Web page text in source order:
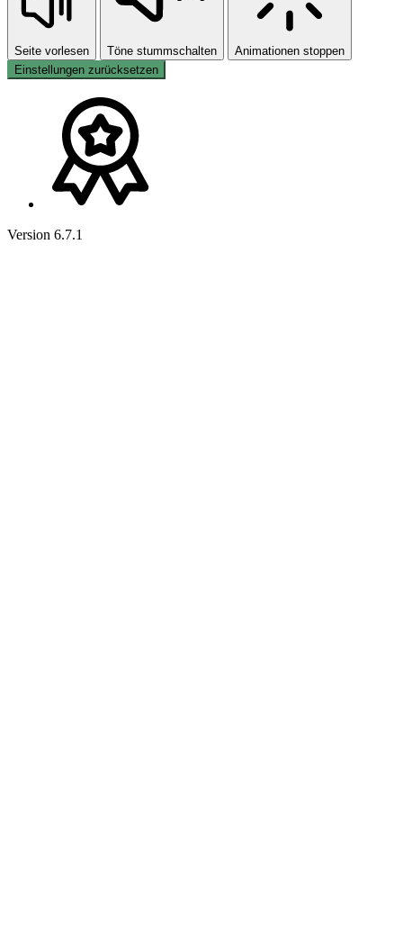
Seite vorlesen Töne stummschalten
Animationen stoppen
Einstellungen zurücksetzen
Version 6.7.1